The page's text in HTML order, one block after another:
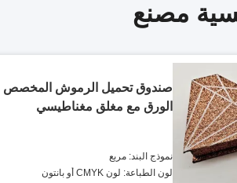
مصنع
صندوق تحميل الرموش المخصص
الورق مع مغلق مغناطيسي
نموذج البند: مربع
لون الطباعة: لون CMYK أو بانتون